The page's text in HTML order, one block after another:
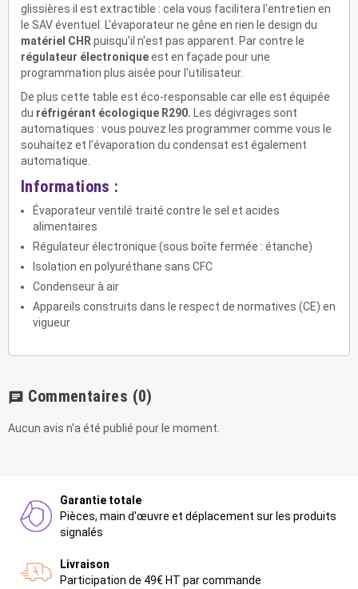
glissières il est extractible : cela vous facilitera l'entretien en
le SAV éventuel. L'évaporateur ne gêne en rien le design du
matériel CHR puisqu'il n'est pas apparent. Par contre le
régulateur électroniqueest en façade pour une
programmation plus aisée pour l'utilisateur.
De plus cette table est éco-responsable car elle est équipée
du réfrigérant écologique R290. Les dégivrages sont
automatiques : vous pouvez les programmer comme vous le
souhaitez et l'évaporation du condensat est également
automatique.
Informations :
Évaporateur ventilé traité contre le sel et acides
alimentaires
Régulateur électronique (sous boîte fermée : étanche)
Isolation en polyuréthane sans CFC
Condenseur à air
Appareils construits dans le respect de normatives (CE) en
vigueur
chat Commentaires (0)
Aucun avis n'a été publié pour le moment.
Garantie totale
Pièces, main d'œuvre et déplacement sur les produits
signalés
Livraison
Participation de 49€ HT par commande